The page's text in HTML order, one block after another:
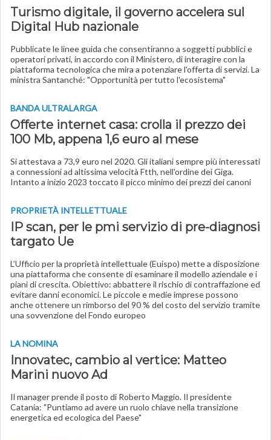
Turismo digitale, il governo accelera sul
Digital Hub nazionale
Pubblicate le linee guida che consentiranno a soggetti pubblici e
operatori privati, in accordo con il Ministero, di interagire con la
piattaforma tecnologica che mira a potenziare l'offerta di servizi. La
ministra Santanché: "Opportunità per tutto l'ecosistema"
BANDA ULTRALARGA
Offerte internet casa: crolla il prezzo dei
100 Mb, appena 1,6 euro al mese
Si attestava a 73,9 euro nel 2020. Gli italiani sempre più interessati
a connessioni ad altissima velocità Ftth, nell'ordine dei Giga.
Intanto a inizio 2023 toccato il picco minimo dei prezzi dei canoni
PROPRIETÀ INTELLETTUALE
IP scan, per le pmi servizio di pre-diagnosi
targato Ue
L’Ufficio per la proprietà intellettuale (Euispo) mette a disposizione
una piattaforma che consente di esaminare il modello aziendale e i
piani di crescita. Obiettivo: abbattere il rischio di contraffazione ed
evitare danni economici. Le piccole e medie imprese possono
anche ottenere un rimborso del 90 % del costo del servizio tramite
una sovvenzione del Fondo europeo
LA NOMINA
Innovatec, cambio al vertice: Matteo
Marini nuovo Ad
Il manager prende il posto di Roberto Maggio. Il presidente
Catania: "Puntiamo ad avere un ruolo chiave nella transizione
energetica ed ecologica del Paese"